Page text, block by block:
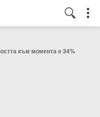
към момента е 34%